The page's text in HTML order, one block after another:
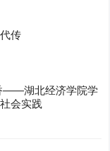
传
——湖北经济学院学
会实践